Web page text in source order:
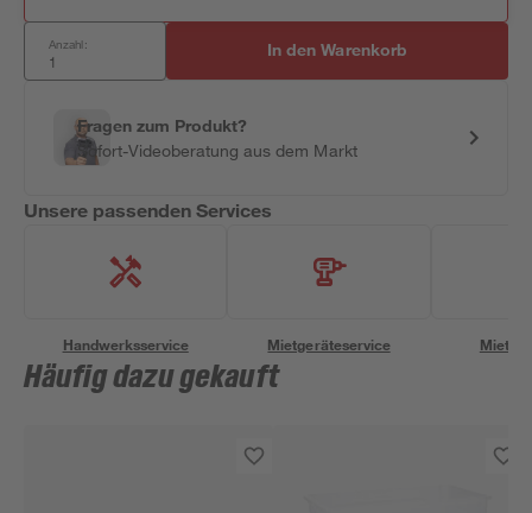
Anzahl: In den Warenkorb
Fragen zum Produkt?
Sofort-Videoberatung aus dem Markt
Unsere passenden Services
Handwerksservice Mietgeräteservice
Häufig dazu gekauft